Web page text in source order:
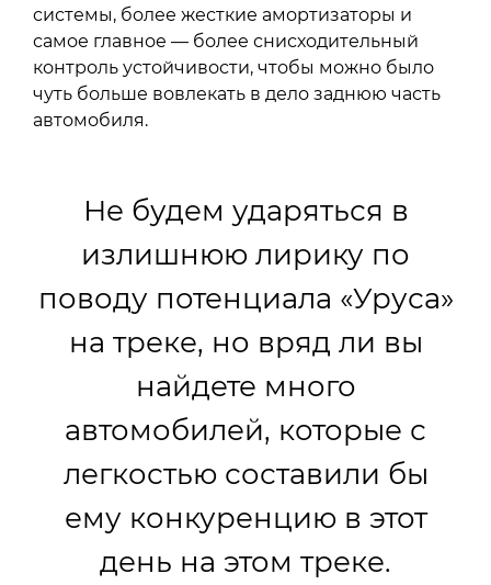
системы, более жесткие амортизаторы и
самое главное — более снисходительный
контроль устойчивости, чтобы можно было
чуть больше вовлекать в дело заднюю часть
автомобиля.
Не будем ударяться в
излишнюю лирику по
поводу потенциала «Уруса»
на треке, но вряд ли вы
найдете много
автомобилей, которые с
легкостью составили бы
ему конкуренцию в этот
день на этом треке.